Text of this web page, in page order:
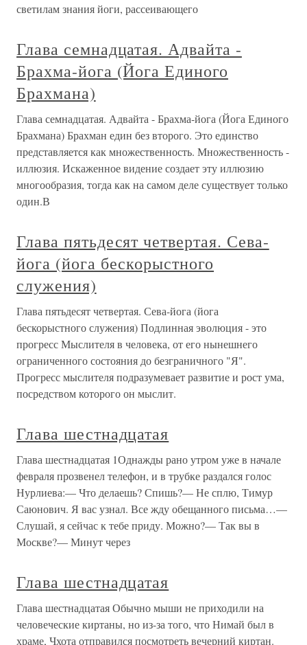
светилам знания йоги, рассеивающего
Глава семнадцатая. Адвайта -
Брахма-йога (Йога Единого
Брахмана)
Глава семнадцатая. Адвайта - Брахма-йога (Йога Единого
Брахмана) Брахман един без второго. Это единство
представляется как множественность. Множественность -
иллюзия. Искаженное видение создает эту иллюзию
многообразия, тогда как на самом деле существует только
один.В
Глава пятьдесят четвертая. Сева-
йога (йога бескорыстного
служения)
Глава пятьдесят четвертая. Сева-йога (йога
бескорыстного служения) Подлинная эволюция - это
прогресс Мыслителя в человека, от его нынешнего
ограниченного состояния до безграничного "Я".
Прогресс мыслителя подразумевает развитие и рост ума,
посредством которого он мыслит.
Глава шестнадцатая
Глава шестнадцатая 1Однажды рано утром уже в начале
февраля прозвенел телефон, и в трубке раздался голос
Нурлиева:— Что делаешь? Спишь?— Не сплю, Тимур
Саюнович. Я вас узнал. Все жду обещанного письма…—
Слушай, я сейчас к тебе приду. Можно?— Так вы в
Москве?— Минут через
Глава шестнадцатая
Глава шестнадцатая Обычно мыши не приходили на
человеческие киртаны, но из-за того, что Нимай был в
храме, Чхота отправился посмотреть вечерний киртан.